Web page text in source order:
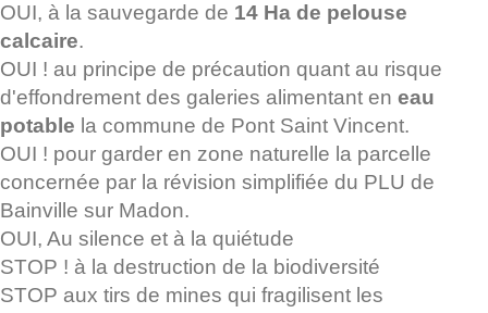
OUI, à la sauvegarde de 14 Ha de pelouse
calcaire.
OUI ! au principe de précaution quant au risque
d'effondrement des galeries alimentant en eau
potable la commune de Pont Saint Vincent.
OUI ! pour garder en zone naturelle la parcelle
concernée par la révision simplifiée du PLU de
Bainville sur Madon.
OUI, Au silence et à la quiétude
STOP ! à la destruction de la biodiversité
STOP aux tirs de mines qui fragilisent les